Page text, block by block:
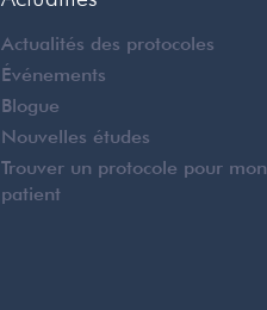
Actualités des protocoles
Événements
Blogue
Nouvelles études
Trouver un protocole pour mon
patient